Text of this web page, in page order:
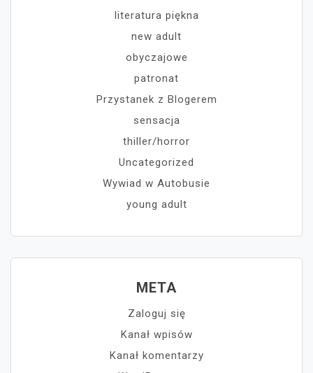
literatura piękna
new adult
obyczajowe
patronat
Przystanek z Blogerem
sensacja
thiller/horror
Uncategorized
Wywiad w Autobusie
young adult
META
Zaloguj się
Kanał wpisów
Kanał komentarzy